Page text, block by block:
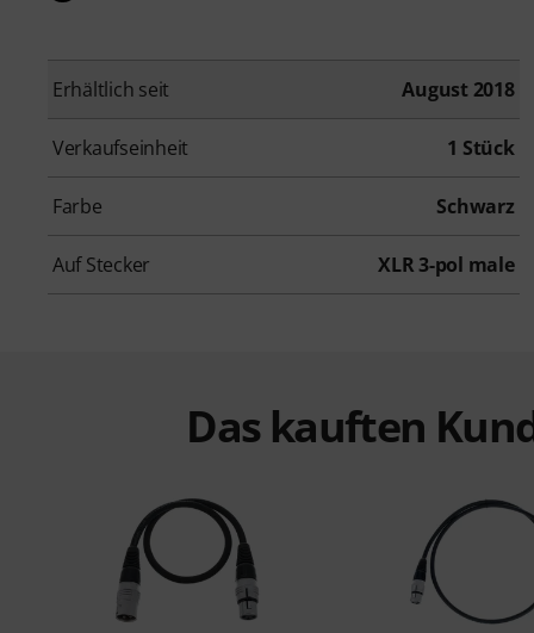
Erhältlich seit August 2018
Verkaufseinheit 1 Stück
Farbe Schwarz
Auf Stecker XLR 3-pol male
Das kauften